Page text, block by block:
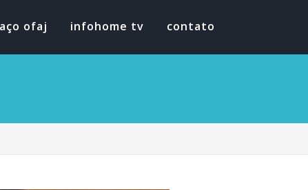
ofaj infohome tv contato